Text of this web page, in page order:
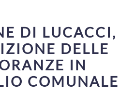
DI LUCACCI,
DELLE
IN
COMUNALE